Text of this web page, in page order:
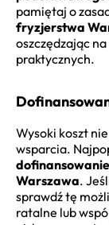
pamiętaj o
fryzjerstwa
oszczędzając
praktycznych.
Wysoki koszt
wsparcia.
Warszawa.
sprawdź tę
ratalne lub